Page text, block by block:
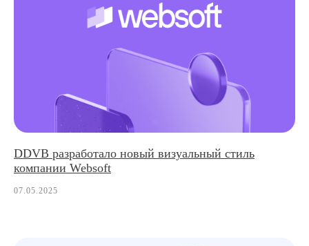
DDVB разработало новый визуальный стиль
компании Websoft
07.05.2025